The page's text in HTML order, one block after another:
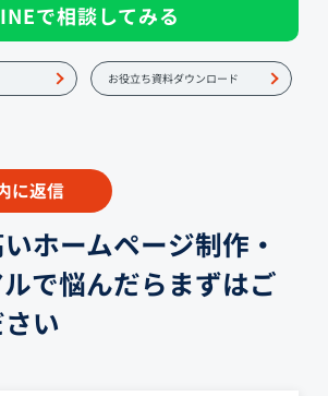
で相談してみる
お役立ち資料ダウンロード
に返信
ホームページ制作・
で悩んだらまずはご
い